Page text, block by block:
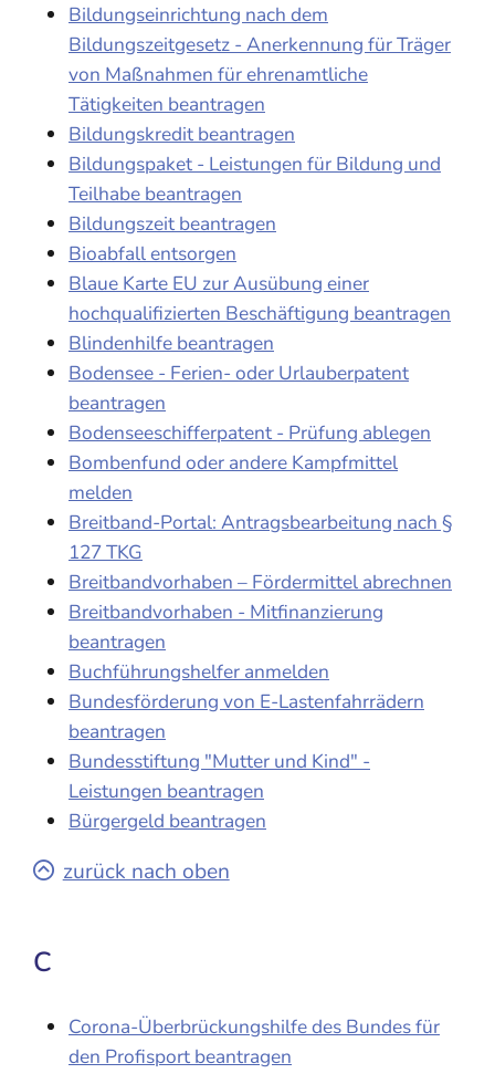
Bildungseinrichtung nach dem
Bildungszeitgesetz - Anerkennung für Träger
von Maßnahmen für ehrenamtliche
Tätigkeiten beantragen
Bildungskredit beantragen
Bildungspaket - Leistungen für Bildung und
Teilhabe beantragen
Bildungszeit beantragen
Bioabfall entsorgen
Blaue Karte EU zur Ausübung einer
hochqualifizierten Beschäftigung beantragen
Blindenhilfe beantragen
Bodensee - Ferien- oder Urlauberpatent
beantragen
Bodenseeschifferpatent - Prüfung ablegen
Bombenfund oder andere Kampfmittel
melden
Breitband-Portal: Antragsbearbeitung nach §
127 TKG
Breitbandvorhaben – Fördermittel abrechnen
Breitbandvorhaben - Mitfinanzierung
beantragen
Buchführungshelfer anmelden
Bundesförderung von E-Lastenfahrrädern
beantragen
Bundesstiftung "Mutter und Kind" -
Leistungen beantragen
Bürgergeld beantragen
zurück nach oben
C
Corona-Überbrückungshilfe des Bundes für
den Profisport beantragen